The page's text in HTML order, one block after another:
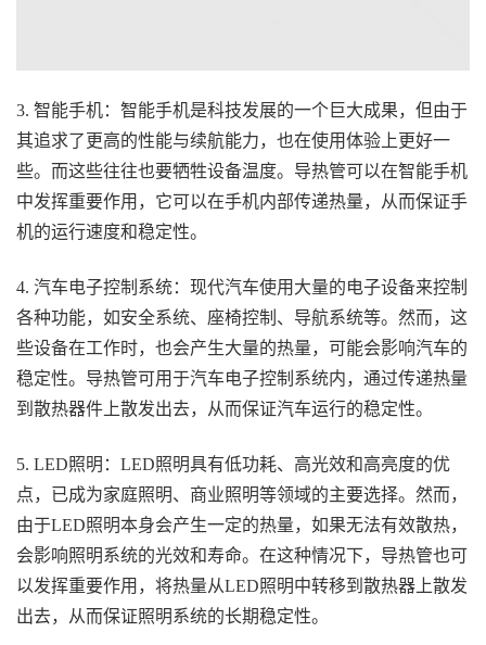
3. 智能手机：智能手机是科技发展的一个巨大成果，但由于
其追求了更高的性能与续航能力，也在使用体验上更好一
些。而这些往往也要牺牲设备温度。导热管可以在智能手机
中发挥重要作用，它可以在手机内部传递热量，从而保证手
机的运行速度和稳定性。
4. 汽车电子控制系统：现代汽车使用大量的电子设备来控制
各种功能，如安全系统、座椅控制、导航系统等。然而，这
些设备在工作时，也会产生大量的热量，可能会影响汽车的
稳定性。导热管可用于汽车电子控制系统内，通过传递热量
到散热器件上散发出去，从而保证汽车运行的稳定性。
5. LED照明：LED照明具有低功耗、高光效和高亮度的优
点，已成为家庭照明、商业照明等领域的主要选择。然而，
由于LED照明本身会产生一定的热量，如果无法有效散热，
会影响照明系统的光效和寿命。在这种情况下，导热管也可
以发挥重要作用，将热量从LED照明中转移到散热器上散发
出去，从而保证照明系统的长期稳定性。